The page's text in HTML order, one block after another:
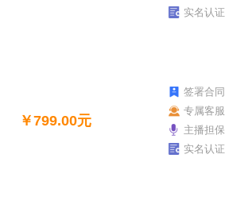
实名认证
￥799.00元
签署合同
专属客服
主播担保
实名认证